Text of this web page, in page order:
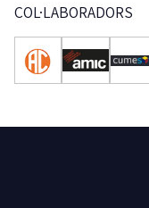
COL·LABORADORS